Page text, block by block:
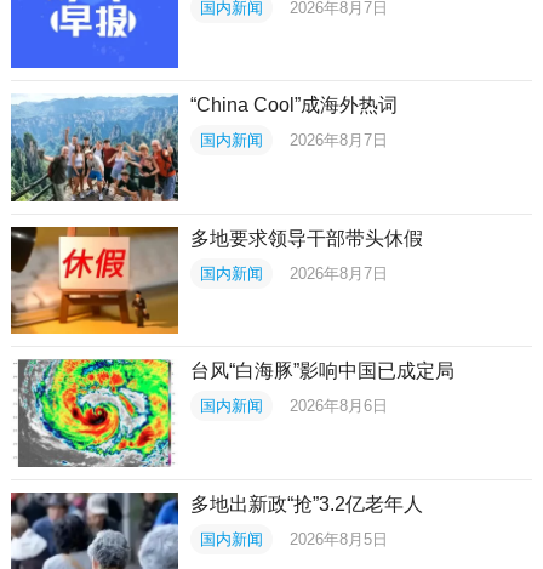
国内新闻 2026年8月7日
“China Cool”成海外热词
国内新闻 2026年8月7日
多地要求领导干部带头休假
国内新闻 2026年8月7日
台风“白海豚”影响中国已成定局
国内新闻 2026年8月6日
多地出新政“抢”3.2亿老年人
国内新闻 2026年8月5日